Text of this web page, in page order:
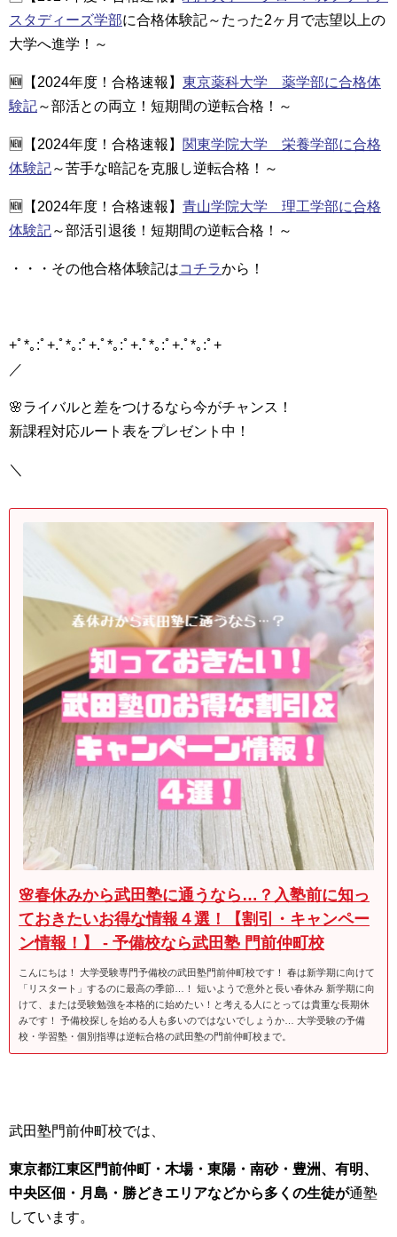
スタディーズ学部に合格体験記～たった2ヶ月で志望以上の
大学へ進学！～
🆕【2024年度！合格速報】 東京薬科大学 薬学部に合格体
験記～部活との両立！短期間の逆転合格！～
🆕【2024年度！合格速報】 関東学院大学 栄養学部に合格
体験記～苦手な暗記を克服し逆転合格！～
🆕【2024年度！合格速報】 青山学院大学 理工学部に合格
体験記～部活引退後！短期間の逆転合格！～
・・・その他合格体験記はコチラから！
+ﾟ*｡:ﾟ+.ﾟ*｡:ﾟ+.ﾟ*｡:ﾟ+.ﾟ*｡:ﾟ+.ﾟ*｡:ﾟ+
／
🌸ライバルと差をつけるなら今がチャンス！
新課程対応ルート表をプレゼント中！
＼
🌸春休みから武田塾に通うなら…？入塾前に知っ
ておきたいお得な情報４選！【割引・キャンペー
ン情報！】 - 予備校なら武田塾 門前仲町校
こんにちは！ 大学受験専門予備校の武田塾門前仲町校です！ 春は新学期に向けて
「リスタート」するのに最高の季節…！ 短いようで意外と長い春休み 新学期に向
けて、または受験勉強を本格的に始めたい！と考える人にとっては貴重な長期休
みです！ 予備校探しを始める人も多いのではないでしょうか… 大学受験の予備
校・学習塾・個別指導は逆転合格の武田塾の門前仲町校まで。
武田塾門前仲町校では、
東京都江東区門前仲町・木場・東陽・南砂・豊洲、有明、
中央区佃・月島・勝どきエリアなどから多くの生徒が通塾
しています。